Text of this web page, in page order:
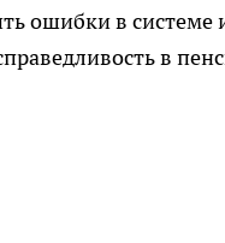
ошибки в системе
в